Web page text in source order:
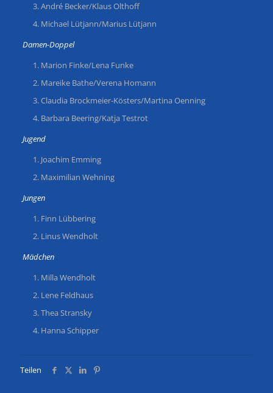
André Becker/Klaus Olthoff
Michael Lütjann/Marius Lütjann
Damen-Doppel
Marion Finke/Lena Funke
Mareike Bathe/Verena Homann
Claudia Brockmeier-Kösters/Martina Oenning
Barbara Beering/Katja Testrot
Jugend
Joachim Emming
Maximilian Wehning
Jungen
Finn Lübbering
Linus Wendholt
Mädchen
Milla Wendholt
Lene Feldhaus
Thea Stransky
Hanna Schipper
Teilen